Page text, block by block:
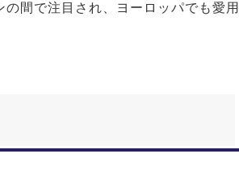
間で注目され、ヨーロッパでも愛用